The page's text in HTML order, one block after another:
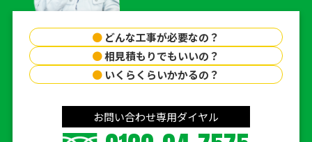
● どんな工事が必要なの？
●相見積もりでもいいの？
● いくらくらいかかるの？
お問い合わせ専用ダイヤル